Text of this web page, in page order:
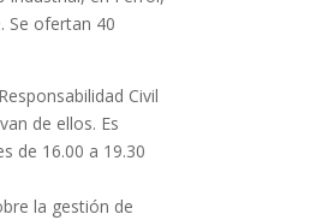
Se ofertan 40
Civil
de ellos. Es
de 16.00 a 19.30
la gestión de